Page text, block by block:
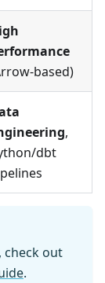
based)
,
dbt
check out
.